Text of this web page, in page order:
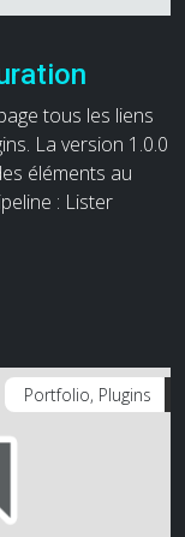
tous les liens
La version 1.0.0
éléments au
: Lister
Portfolio, Plugins